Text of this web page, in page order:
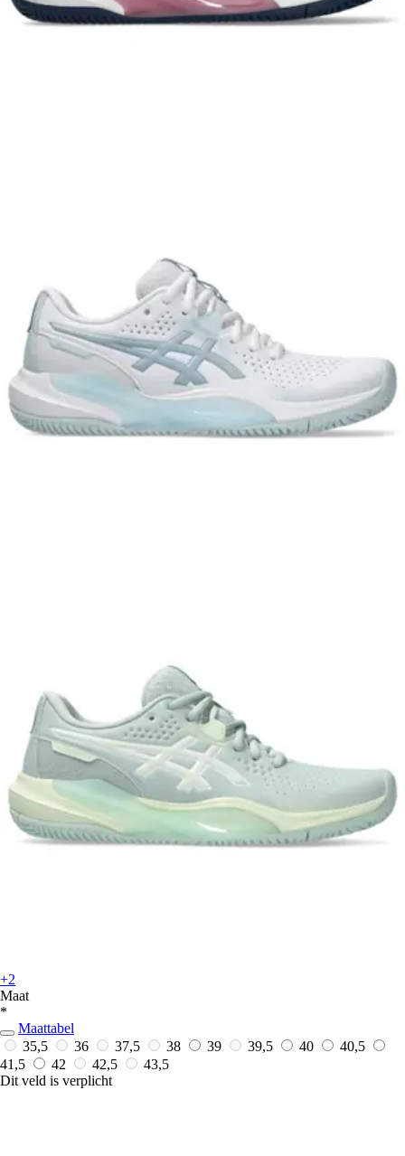
+2
Maat
*
Maattabel
35,5
36 37,5 38 39 39,5 40
40,5
41,5
42 42,5
43,5
Dit veld is verplicht